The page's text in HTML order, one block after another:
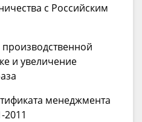
с Российским
и увеличение
менеджмента
2011